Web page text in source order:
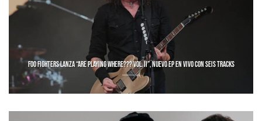
FOO FIGHTERS LANZA “ARE PLAYING WHERE??? VOL. II”, NUEVO EP EN VIVO CON SEIS TRACKS